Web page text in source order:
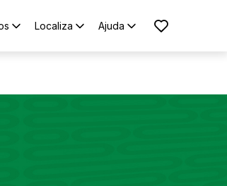
Localiza Ajuda